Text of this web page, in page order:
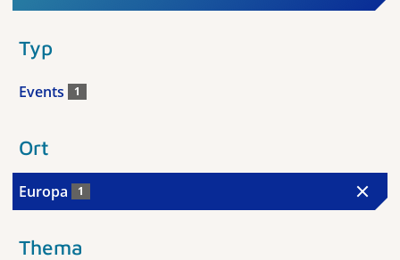
Typ
Events 1
Ort
Europa 1
Thema